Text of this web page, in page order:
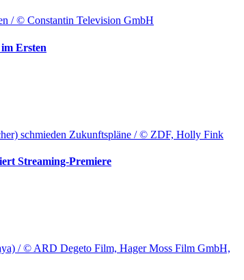
/ © Constantin Television GmbH
Ersten
schmieden Zukunftspläne / © ZDF, Holly Fink
Streaming-Premiere
/ © ARD Degeto Film, Hager Moss Film GmbH,